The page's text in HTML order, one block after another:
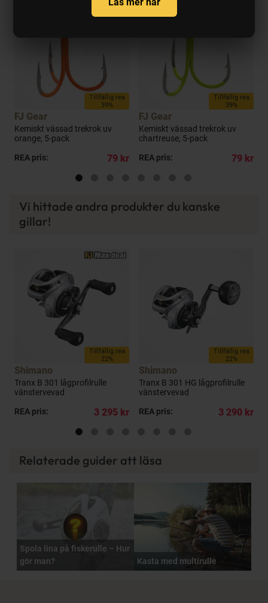
Tillfällig rea
39%
FJ Gear
Kemiskt vässad trekrok uv
orange, 5-pack
REA pris:
79 kr
Tillfällig rea
39%
FJ Gear
Kemiskt vässad trekrok uv
chartreuse, 5-pack
REA pris:
79 kr
Vi hittade andra produkter du kanske
gillar!
Tillfällig rea
22%
Shimano
Tranx B 301 lågprofilrulle
vänstervevad
REA pris:
3 295 kr
Tillfällig rea
22%
Shimano
Tranx B 301 HG lågprofilrulle
vänstervevad
REA pris:
3 290 kr
Relaterade guider att läsa
Spola lina på fiskerulle – Hur
gör man?
Kasta med multirulle